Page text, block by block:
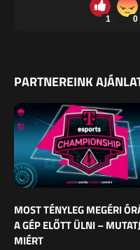
1 0
PARTNEREINK
MOST TÉNYLEG MEGÉRI
A GÉP ELŐTT ÜLNI –
MIÉRT